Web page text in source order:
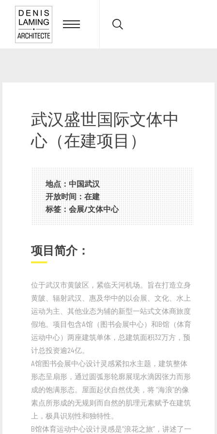
Search:
武汉盛世国际文体中
心（在建项目）
地点：中国武汉
开放时间：在建
标签：会展/文体中心
项目简介：
位于武汉市黄陂区，紧临天河机场。旨在打造立身
黄陂、辐射武汉、惠及华中的以会展、文化、水上
运动为主、其他业态为辅的新型一站式文体商旅度
假地。项目包含A馆（图书会展中心）和B馆（体育
运动中心）两座建筑单体，总建筑面积32万方，预
计总投资逾24亿。
A馆图书会展中心设计灵感紧扣水主题，建筑整体
形态呈扇形，通过圆弧形轮廓展现水滴因张力而形
成的饱满形态。屋面起伏自然优美，将 “海浪”的像
素点所形成的无规则而自然的肌理元素赋予在建筑
上，极具识别性和独特性。
B馆体育运动中心设计灵感是“浪花之旅”，讲述了一